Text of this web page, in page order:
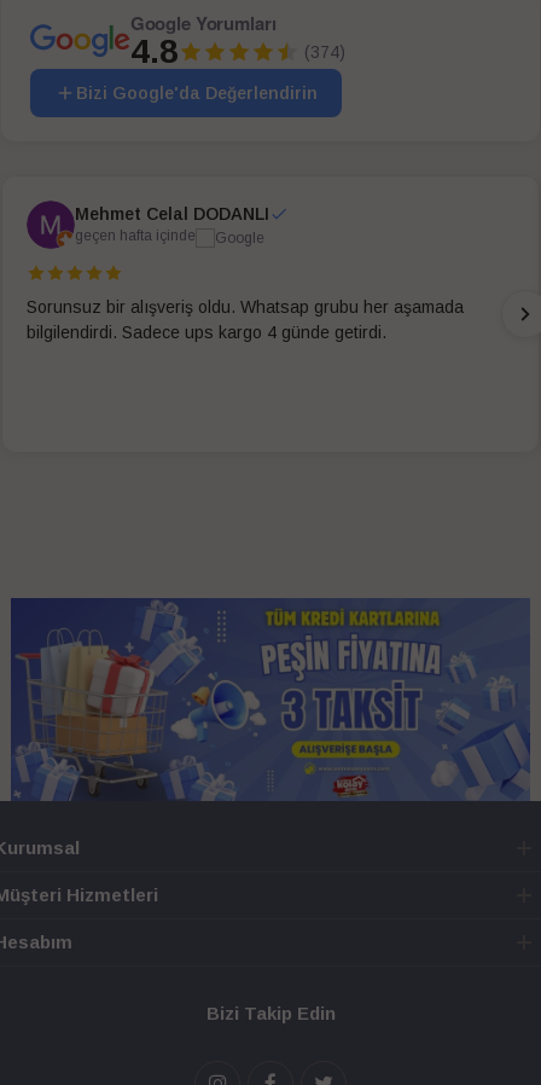
Google Yorumları
4.8 (374)
Bizi Google'da Değerlendirin
Mehmet Celal DODANLI
geçen hafta içinde
Sorunsuz bir alışveriş oldu. Whatsap grubu her aşamada
bilgilendirdi. Sadece ups kargo 4 günde getirdi.
Hizmetleri
Bizi Takip Edin